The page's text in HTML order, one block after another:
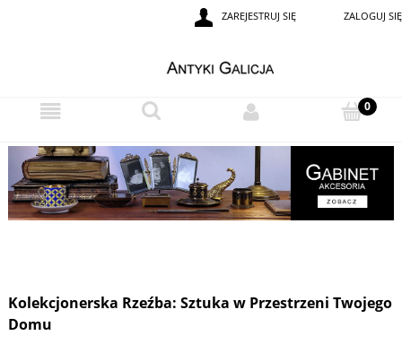
ZAREJESTRUJ SIĘ ZALOGUJ SIĘ
Kolekcjonerska Rzeźba: Sztuka w Przestrzeni Twojego
Domu